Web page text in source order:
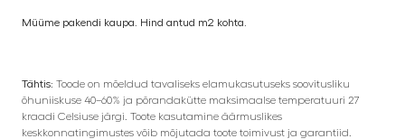
Müüme pakendi kaupa. Hind antud m2 kohta.
Tähtis: Toode on mõeldud tavaliseks elamukasutuseks soovitusliku
õhuniiskuse 40–60% ja põrandakütte maksimaalse temperatuuri 27
kraadi Celsiuse järgi. Toote kasutamine äärmuslikes
keskkonnatingimustes võib mõjutada toote toimivust ja garantiid.